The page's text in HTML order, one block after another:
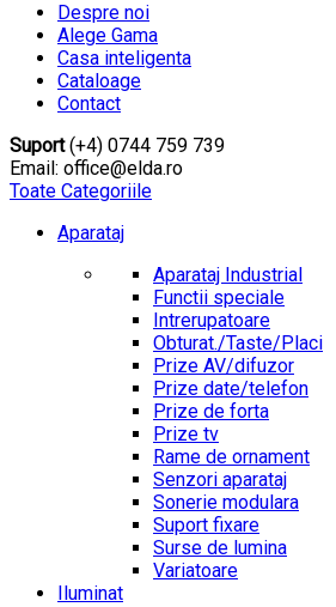
Despre noi
Alege Gama
Casa inteligenta
Cataloage
Contact
Suport(+4) 0744 759 739
Email: office@elda.ro
Toate Categoriile
Aparataj
Aparataj Industrial
Functii speciale
Intrerupatoare
Obturat./Taste/Placi
Prize AV/difuzor
Prize date/telefon
Prize de forta
Prize tv
Rame de ornament
Senzori aparataj
Sonerie modulara
Suport fixare
Surse de lumina
Variatoare
Iluminat